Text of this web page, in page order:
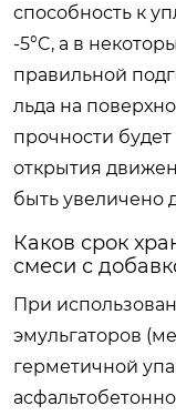
способность к
-5°C, а в
правильной
льда на
прочности
открытия
быть увеличено
Каков срок
смеси с
При
эмульгаторов
герметичной